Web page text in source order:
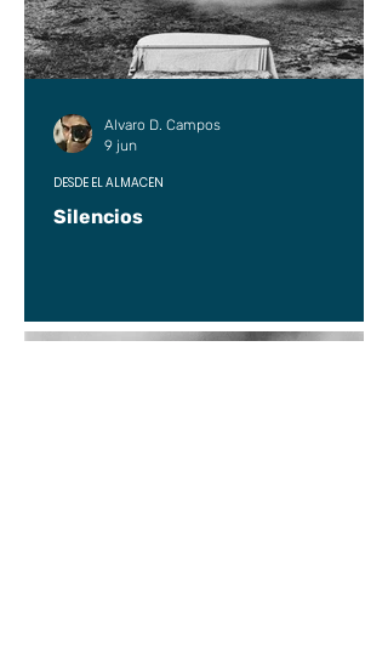
Silencios
DESDE EL ALMACÉN
Alvaro D. Campos
9 jun